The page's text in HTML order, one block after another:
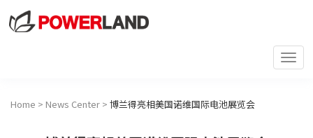
Home > News Center > 博兰得亮相美国诺维国际电池展览会